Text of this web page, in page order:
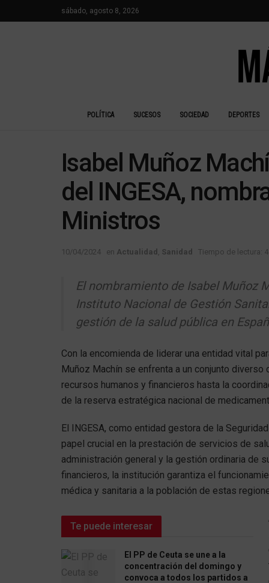
sábado, agosto 8, 2026
POLÍTICA SUCESOS SOCIEDAD DEPORTES
Isabel Muñoz
del INGESA,
Ministros
10/04/2024 en Actualidad Sanidad Tiempo de lectura:
El nombramiento de Isabel Muñoz
Instituto Nacional de Gestión
gestión de la salud pública en
Con la encomienda de liderar una entidad vital
Muñoz Machín se enfrenta a un conjunto
recursos humanos y financieros hasta la
de la reserva estratégica nacional de
El INGESA, como entidad gestora de la
papel crucial en la prestación de servicios de
administración general y la gestión ordinaria de
financieros, la institución garantiza el
médica y sanitaria a la población de estas
Te puede interesar
El PP de Ceuta se une a la
concentración del domingo y
convoca a todos los partidos a